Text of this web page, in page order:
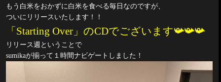
もう白米をおかずに白米を食べる毎日なのですが、
ついにリリースいたします！！
「 Starting Over 」のCDでございます📯📯📯
リリース週ということで
sumikaが揃って１時間ナビゲートしました！